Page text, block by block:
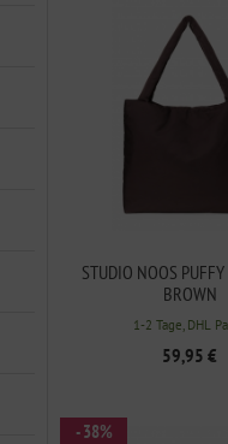
STUDIO NOOS
BROWN
1-2 Tage, DHL
59,95 €
- 38%